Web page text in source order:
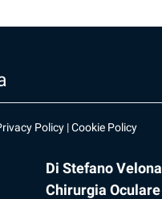
Policy|Cookie Policy
Di Stefano Velona
Chirurgia Oculare